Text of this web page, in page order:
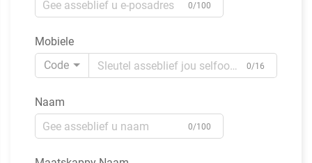
0/100
Mobiele
Code
0/16
Naam
0/100